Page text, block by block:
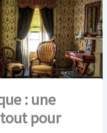
: une
pour